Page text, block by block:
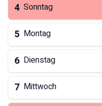
4 Sonntag
5 Montag
6 Dienstag
7 Mittwoch